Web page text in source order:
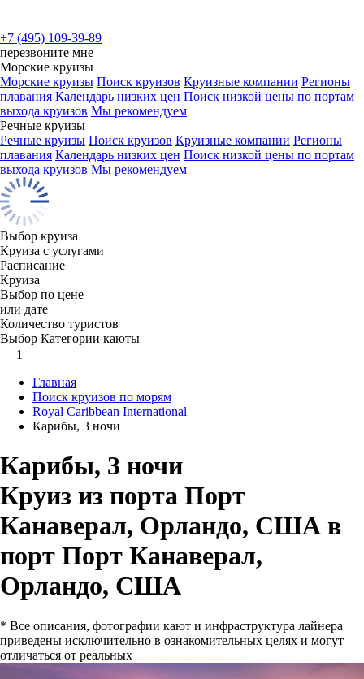
+7 (495) 109-39-89
перезвоните мне
Морские круизы
Морские круизы Поиск круизов Круизные компании Регионы
плавания Календарь низких цен Поиск низкой цены по портам
выхода круизов Мы рекомендуем
Речные круизы
Речные круизы Поиск круизов Круизные компании Регионы
плавания Календарь низких цен Поиск низкой цены по портам
выхода круизов Мы рекомендуем
Выбор круиза
Круиза с услугами
Расписание
Круиза
Выбор по цене
или дате
Количество туристов
Выбор Категории каюты
1
Главная
Поиск круизов по морям
Royal Caribbean International
Карибы, 3 ночи
Карибы, 3 ночи
Круиз из порта Порт
Канаверал, Орландо, США в
порт Порт Канаверал,
Орландо, США
* Все описания, фотографии кают и инфраструктура лайнера
приведены исключительно в ознакомительных целях и могут
отличаться от реальных